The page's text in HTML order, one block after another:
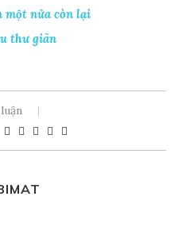
một nửa còn lại
thư giãn